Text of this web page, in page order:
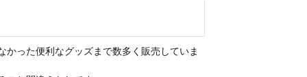
った便利なグッズまで数多く販売していま